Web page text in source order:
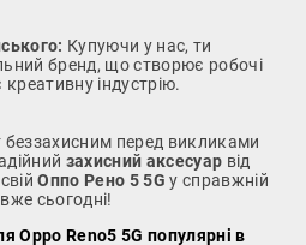
Купуючи у нас, ти
бренд, що створює робочі
індустрію.
беззахисним перед викликами
захисний аксесуар від
Оппо Рено 5 5G у справжній
сьогодні!
Oppo Reno5 5G популярні в